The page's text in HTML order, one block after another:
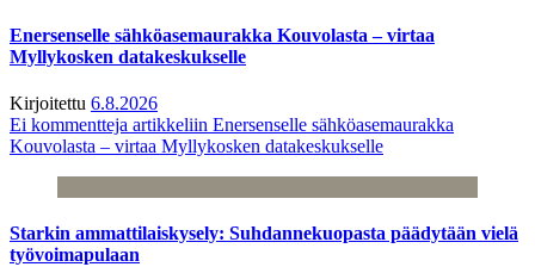
Enersenselle sähköasemaurakka Kouvolasta – virtaa
Myllykosken datakeskukselle
Kirjoitettu 6.8.2026
Ei kommentteja artikkeliin Enersenselle sähköasemaurakka
Kouvolasta – virtaa Myllykosken datakeskukselle
Starkin ammattilaiskysely: Suhdannekuopasta päädytään vielä
työvoimapulaan